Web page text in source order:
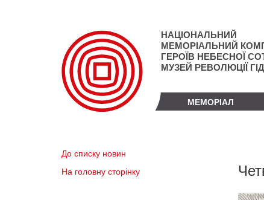
НАЦІОНАЛЬНИЙ
МЕМОРІАЛЬНИЙ
ГЕРОЇВ НЕБЕСНОЇ
МУЗЕЙ РЕВОЛЮЦІЇ
МЕМОРІАЛ
До списку новин
На головну сторінку